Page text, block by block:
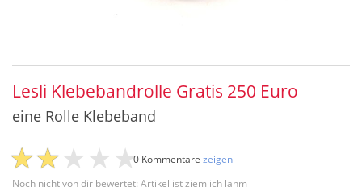
Lesli Klebebandrolle Gratis 250 Euro
eine Rolle Klebeband
Noch nicht von dir bewertet: Artikel ist ziemlich lahm
0 Kommentare zeigen